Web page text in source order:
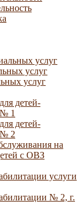
услуг
услуг
услуг
детей-
1
детей-
№ 2
на
с ОВЗ
услуги
№ 2, г.